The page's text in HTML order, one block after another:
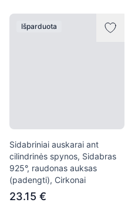
Išparduota
Sidabriniai auskarai ant
cilindrinės spynos, Sidabras
925°, raudonas auksas
(padengti), Cirkonai
23.15 €